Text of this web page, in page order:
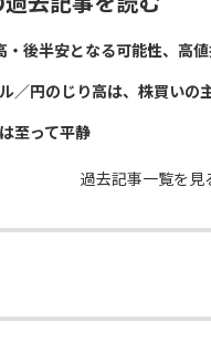
・後半安となる可能性、高
／円のじり高は、株買いの
至って平静
過去記事一覧を見